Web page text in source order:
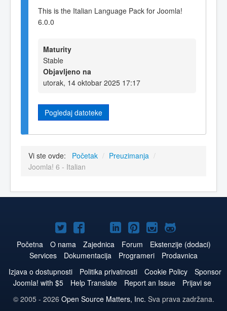
This is the Italian Language Pack for Joomla!
6.0.0
Maturity
Stable
Objavljeno na
utorak, 14 oktobar 2025 17:17
Pogledaj datoteke
Vi ste ovde: Početak / Preuzimanja /
Joomla! 6 - Italian
Joomla!
na
Twitteru
Joomla!
na
Facebooku
Joomla!
na
YouTube
Joomla!
naLinkedIn
Joomla!
na
Pinterest
Joomla!
na
Instagram
Joomla!
na
GitHub
Početna O nama Zajednica Forum
Ekstenzije (dodaci)
Services
Dokumentacija Programeri
Prodavnica
Izjava o dostupnosti
Politika privatnosti Cookie Policy
Sponsor
Joomla! with $5
Help Translate Report an Issue
Prijavi se
© 2005 - 2026 Open Source Matters, Inc. Sva prava zadržana.